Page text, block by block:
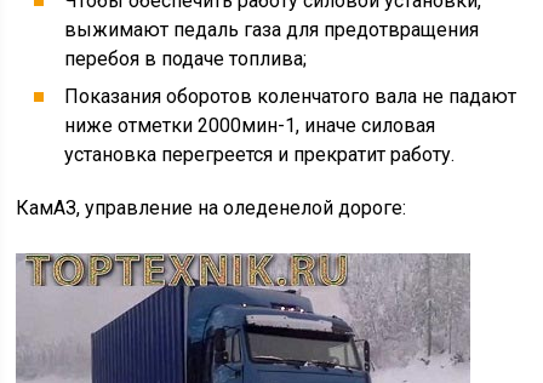
выжимают педаль газа для предотвращения
перебоя в подаче топлива;
Показания оборотов коленчатого вала не падают
ниже отметки 2000мин-1, иначе силовая
установка перегреется и прекратит работу.
КамАЗ, управление на оледенелой дороге: